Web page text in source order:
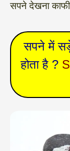
सपने देखना काफी
सपने में
होता है ?